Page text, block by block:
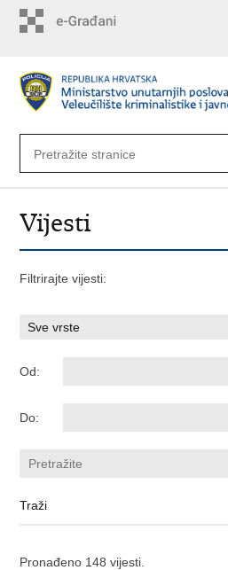
Vijesti
Filtrirajte vijesti:
Od:
Do:
Pronađeno 148 vijesti.